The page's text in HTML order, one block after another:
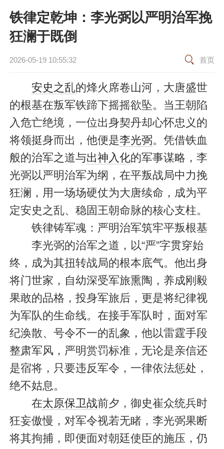
铁律定乾坤：李光弼以严明治军挽
狂澜于既倒
2026-05-19 10:55:32 首页
安史之乱的烽火席卷山河，大唐盛世
的根基在叛军铁蹄下摇摇欲坠。当王朝陷
入危亡绝境，一位出身契丹却心怀忠义的
将领挺身而出，他便是李光弼。凭借铁血
般的治军之道与出神入化的军事谋略，李
光弼以严明治军为纲，在平叛战局中力挽
狂澜，用一场场硬仗为大唐续命，成为平
定安史之乱、稳固王朝命脉的核心支柱。
铁律铸军魂：严明治军筑牢平叛根基
李光弼的治军之道，以“严”字贯穿始
终，成为其扭转战局的根本底气。他出身
将门世家，自幼深受军旅熏陶，养成刚毅
果敢的品格，投身军旅后，更是将纪律视
为军队的生命线。在接手军队时，面对军
纪涣散、号令不一的乱象，他以雷霆手段
整肃军风，严明赏罚标准，无论是亲信还
是宿将，只要违反军令，一律依法惩处，
绝不姑息。
在太原保卫战前夕，御史崔众统兵时
狂妄傲慢，对军令视若无睹，李光弼果断
将其拘捕，即便面对朝廷使臣的施压，仍